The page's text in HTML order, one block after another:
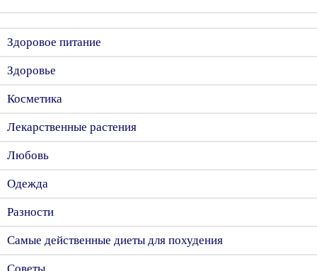
Здоровое питание
Здоровье
Косметика
Лекарственные растения
Любовь
Одежда
Разности
Самые действенные диеты для похудения